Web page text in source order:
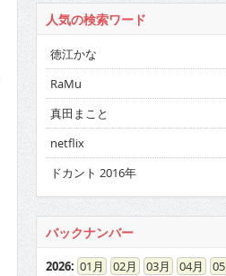
人気の検索ワード
徳江かな
RaMu
真田まこと
netflix
ドカント 2016年
バックナンバー
2026: 01 02 03 04 05